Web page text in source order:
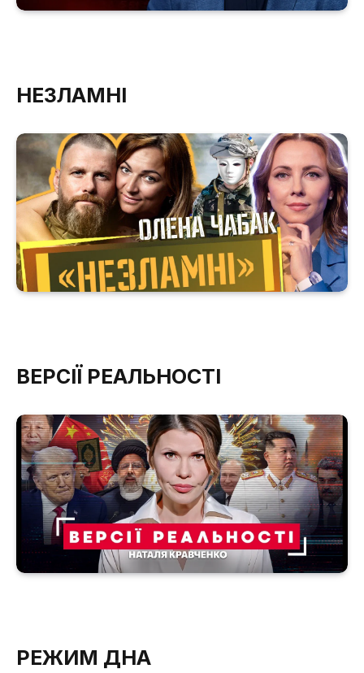
НЕЗЛАМНІ
ВЕРСІЇ РЕАЛЬНОСТІ
РЕЖИМ ДНА